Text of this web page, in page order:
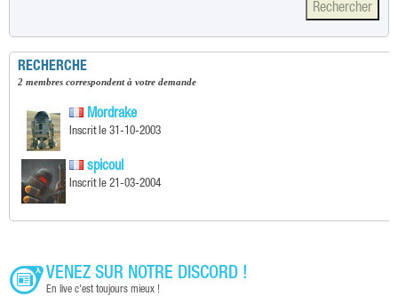
RECHERCHE
2 membres correspondent à votre demande
Mordrake
Inscrit le 31-10-2003
spicoul
Inscrit le 21-03-2004
VENEZ SUR NOTRE DISCORD !
En live c'est toujours mieux !